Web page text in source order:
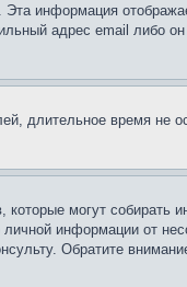
информация
адрес email либо он
длительное время не
которые могут собирать
информации от
Обратите